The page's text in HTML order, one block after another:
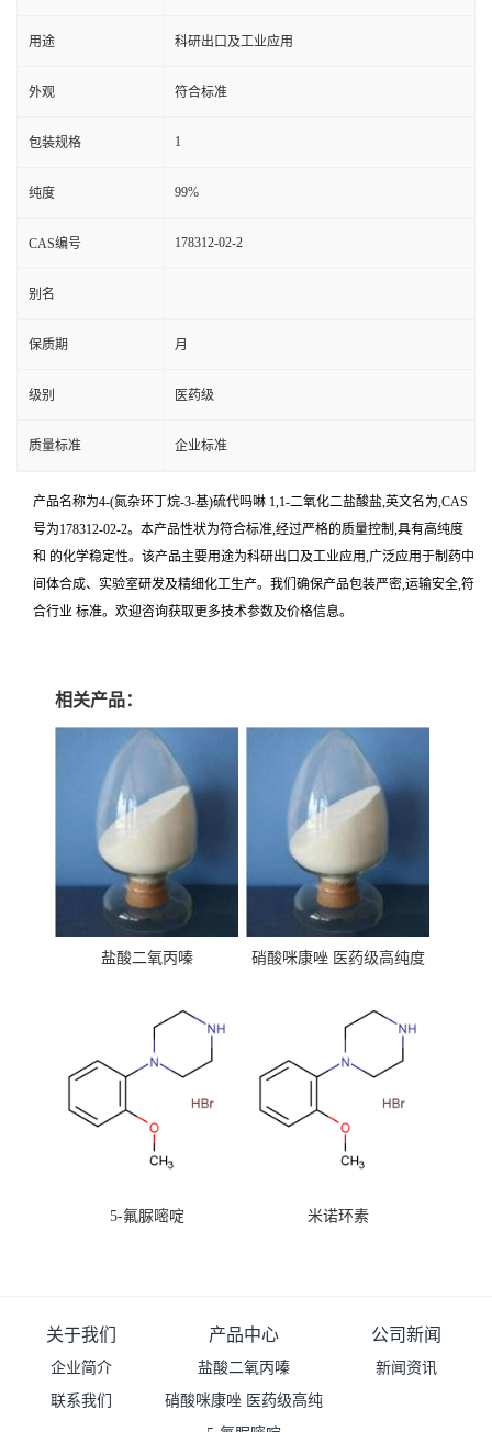
用途 科研出口及工业应用
外观 符合标准
包装规格 1
纯度 99%
CAS编号 178312-02-2
别名
保质期 月
级别 医药级
质量标准 企业标准
产品名称为4-(氮杂环丁烷-3-基)硫代吗啉 1,1-二氧化二盐酸盐,英文名为,CAS
号为178312-02-2。本产品性状为符合标准,经过严格的质量控制,具有高纯度
和 的化学稳定性。该产品主要用途为科研出口及工业应用,广泛应用于制药中
间体合成、实验室研发及精细化工生产。我们确保产品包装严密,运输安全,符
合行业 标准。欢迎咨询获取更多技术参数及价格信息。
相关产品：
盐酸二氧丙嗪
硝酸咪康唑 医药级高纯度
5-氟脲嘧啶 米诺环素
关于我们
企业简介
联系我们
产品中心
盐酸二氧丙嗪
硝酸咪康唑 医药级高纯
公司新闻
新闻资讯